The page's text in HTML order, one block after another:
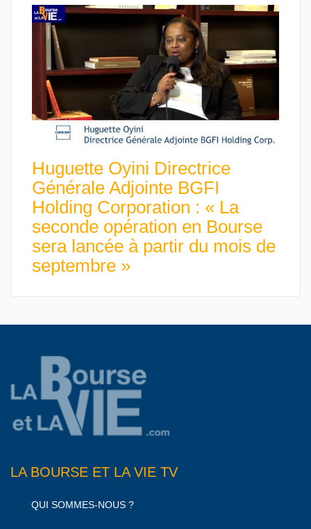
Huguette Oyini Directrice
Générale Adjointe BGFI
Holding Corporation : « La
seconde opération en Bourse
sera lancée à partir du mois de
septembre »
LA BOURSE ET LA VIE TV
QUI SOMMES-NOUS ?